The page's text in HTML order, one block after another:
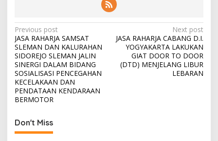
Post
navigation
Previous post
JASA RAHARJA SAMSAT
SLEMAN DAN KALURAHAN
SIDOREJO SLEMAN JALIN
SINERGI DALAM BIDANG
SOSIALISASI PENCEGAHAN
KECELAKAAN DAN
PENDATAAN KENDARAAN
BERMOTOR
Next post
JASA RAHARJA CABANG D.I.
YOGYAKARTA LAKUKAN
GIAT DOOR TO DOOR
(DTD) MENJELANG LIBUR
LEBARAN
Don't Miss